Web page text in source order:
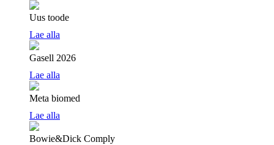
Uus toode
Lae alla
Gasell 2026
Lae alla
Meta biomed
Lae alla
Bowie&Dick Comply